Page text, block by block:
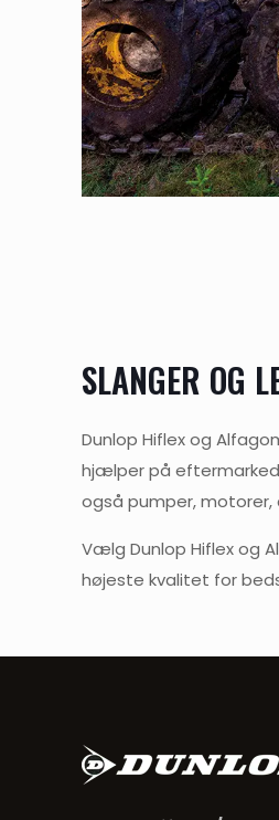
SLANGER OG
Dunlop Hiflex og
hjælper på
også pumper, motorer,
Vælg Dunlop Hiflex og
højeste kvalitet for